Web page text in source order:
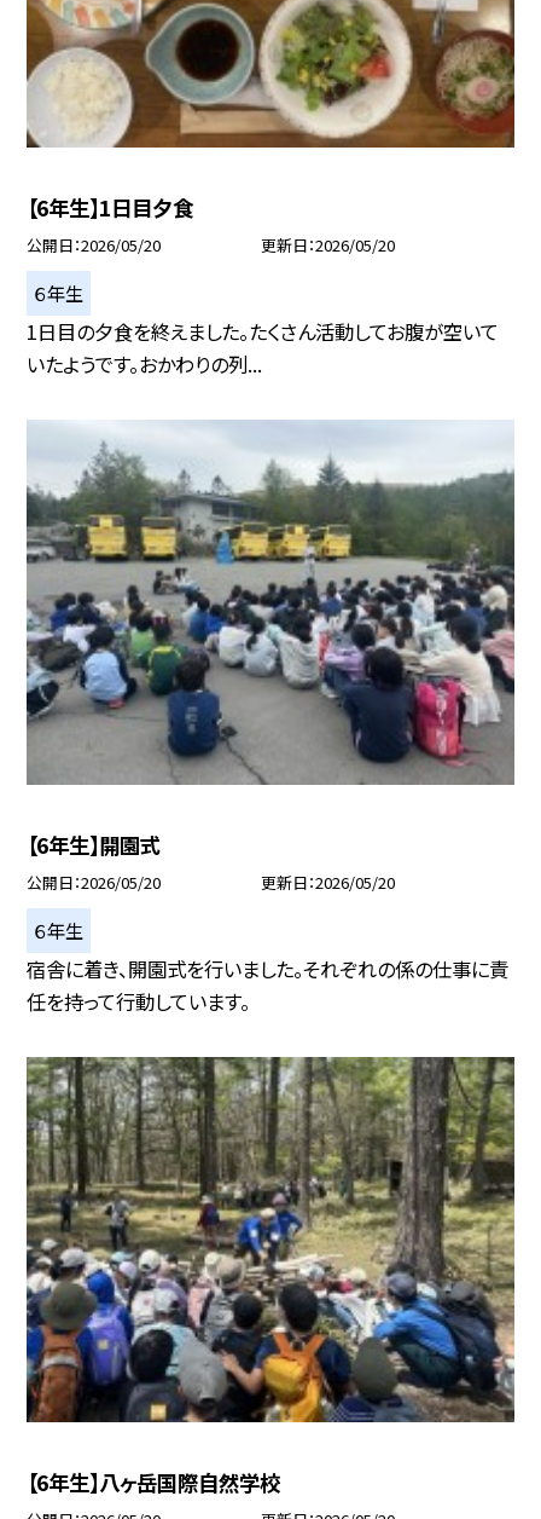
【6年生】1日目夕食
公開日 2026/05/20 更新日 2026/05/20
６年生
1日目の夕食を終えました。たくさん活動してお腹が空いて
いたようです。おかわりの列...
【6年生】開園式
公開日 2026/05/20 更新日 2026/05/20
６年生
宿舎に着き、開園式を行いました。それぞれの係の仕事に責
任を持って行動しています。
【6年生】八ヶ岳国際自然学校